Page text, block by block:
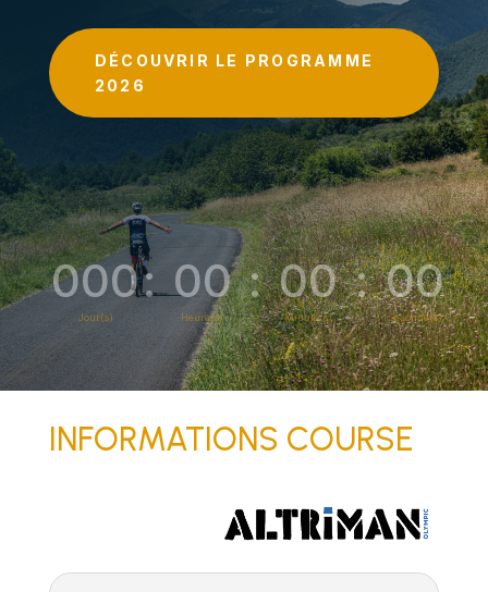
DÉCOUVRIR LE PROGRAMME
2026
000
Jour(s)
: 00
Heure(s)
: 00
Minute(s)
: 00
Seconde(s)
INFORMATIONS COURSE